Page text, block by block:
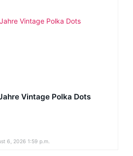
Vintage Polka Dots
6, 2026 1:59 p.m.